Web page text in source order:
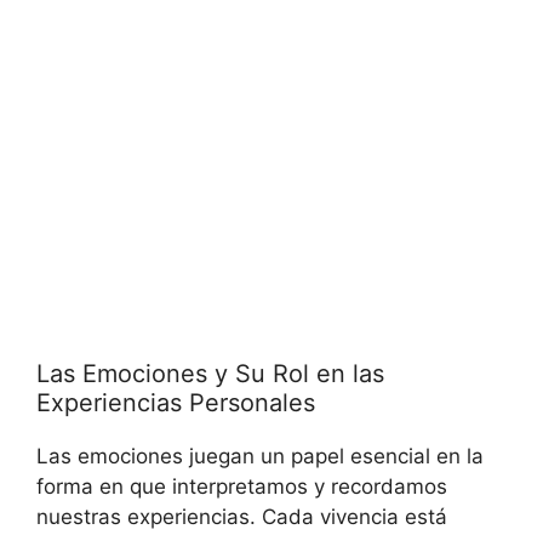
Las Emociones y Su Rol en las
Experiencias Personales
Las emociones juegan un papel esencial en la
forma en que interpretamos y recordamos
nuestras experiencias. Cada vivencia está